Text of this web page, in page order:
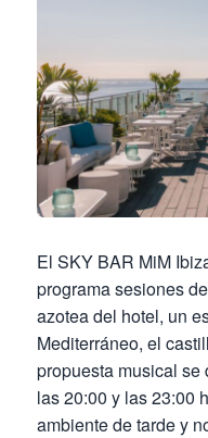
El SKY BAR MiM
programa sesiones
azotea del hotel, un
Mediterráneo, el
propuesta musical
las 20:00 y las 23:00
ambiente de tarde y